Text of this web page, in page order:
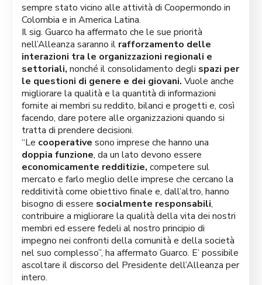
sempre stato vicino alle attività di Coopermondo in
Colombia e in America Latina.
Il sig. Guarco ha affermato che le sue priorità
nell’Alleanza saranno il rafforzamento delle
interazioni tra le organizzazioni regionali e
settoriali, nonché il consolidamento degli spazi per
le questioni di genere e dei giovani. Vuole anche
migliorare la qualità e la quantità di informazioni
fornite ai membri su reddito, bilanci e progetti e, così
facendo, dare potere alle organizzazioni quando si
tratta di prendere decisioni.
“Le cooperative sono imprese che hanno una
doppia funzione, da un lato devono essere
economicamente redditizie, competere sul
mercato e farlo meglio delle imprese che cercano la
redditività come obiettivo finale e, dall’altro, hanno
bisogno di essere socialmente responsabili,
contribuire a migliorare la qualità della vita dei nostri
membri ed essere fedeli al nostro principio di
impegno nei confronti della comunità e della società
nel suo complesso”, ha affermato Guarco. E’ possibile
ascoltare il discorso del Presidente dell’Alleanza per
intero.